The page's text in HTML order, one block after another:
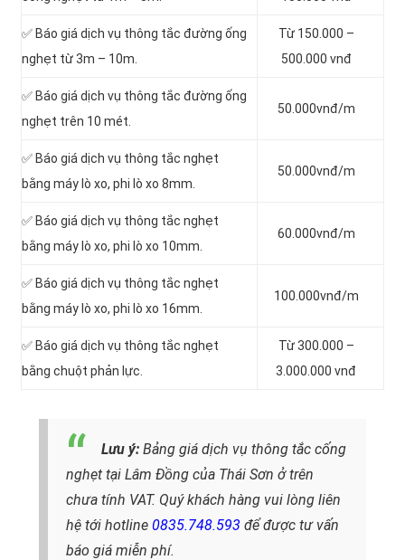
✅ Báo giá dịch vụ thông tắc đường ống
nghẹt từ 3m – 10m.
Từ 150.000 –
500.000 vnđ
✅ Báo giá dịch vụ thông tắc đường ống
nghẹt trên 10 mét.
50.000vnđ/m
✅ Báo giá dịch vụ thông tắc nghẹt
bằng máy lò xo, phi lò xo 8mm.
50.000vnđ/m
✅ Báo giá dịch vụ thông tắc nghẹt
bằng máy lò xo, phi lò xo 10mm.
60.000vnđ/m
✅ Báo giá dịch vụ thông tắc nghẹt
bằng máy lò xo, phi lò xo 16mm.
100.000vnđ/m
✅ Báo giá dịch vụ thông tắc nghẹt
bằng chuột phản lực.
Từ 300.000 –
3.000.000 vnđ
Lưu ý: Bảng giá dịch vụ thông tắc cống
nghẹt tại Lâm Đồng của Thái Sơn ở trên
chưa tính VAT. Quý khách hàng vui lòng liên
hệ tới hotline 0835.748.593 để được tư vấn
báo giá miễn phí.